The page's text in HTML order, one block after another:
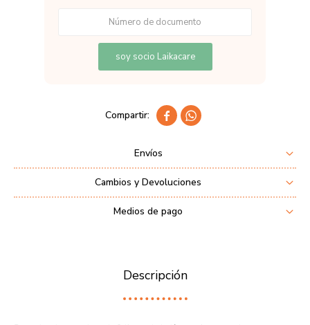
soy socio Laikacare
 
Envíos
Cambios y Devoluciones
Medios de pago
Descripción